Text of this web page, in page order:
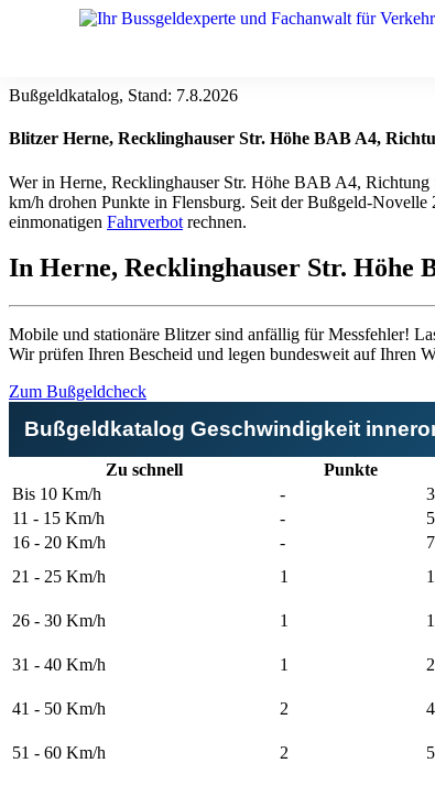
Bußgeldkatalog, Stand: 7.8.2026
Blitzer Herne, Recklinghauser Str. Höhe BAB A4,
Wer in Herne, Recklinghauser Str. Höhe BAB A4,
km/h drohen Punkte in Flensburg. Seit der Bußgeld-Novelle
einmonatigen Fahrverbot rechnen.
In Herne, Recklinghauser Str. Höhe
Mobile und stationäre Blitzer sind anfällig für Messfehler!
Wir prüfen Ihren Bescheid und legen bundesweit auf Ihren
Zum Bußgeldcheck
Bußgeldkatalog Geschwindigkeit
Zu schnell Punkte
Bis 10 Km/h -
11 - 15 Km/h -
16 - 20 Km/h -
21 - 25 Km/h 1
26 - 30 Km/h 1
31 - 40 Km/h 1
41 - 50 Km/h 2
51 - 60 Km/h 2